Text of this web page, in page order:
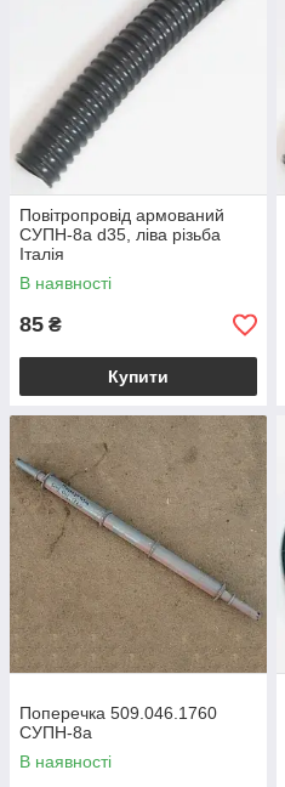
Повітропровід армований
СУПН-8а d35, ліва різьба
Італія
В наявності
85 ₴
Купити
Поперечка 509.046.1760
СУПН-8а
В наявності